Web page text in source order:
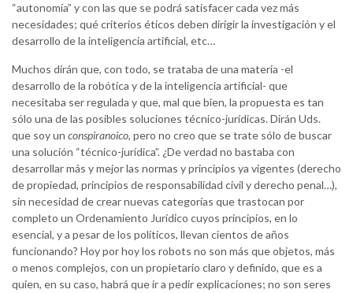
“autonomía” y con las que se podrá satisfacer cada vez más
necesidades; qué criterios éticos deben dirigir la investigación y el
desarrollo de la inteligencia artificial, etc…
Muchos dirán que, con todo, se trataba de una materia -el
desarrollo de la robótica y de la inteligencia artificial- que
necesitaba ser regulada y que, mal que bien, la propuesta es tan
sólo una de las posibles soluciones técnico-jurídicas. Dirán Uds.
que soy un conspiranoico, pero no creo que se trate sólo de buscar
una solución “técnico-jurídica”. ¿De verdad no bastaba con
desarrollar más y mejor las normas y principios ya vigentes (derecho
de propiedad, principios de responsabilidad civil y derecho penal…),
sin necesidad de crear nuevas categorías que trastocan por
completo un Ordenamiento Jurídico cuyos principios, en lo
esencial, y a pesar de los políticos, llevan cientos de años
funcionando? Hoy por hoy los robots no son más que objetos, más
o menos complejos, con un propietario claro y definido, que es a
quien, en su caso, habrá que ir a pedir explicaciones; no son seres